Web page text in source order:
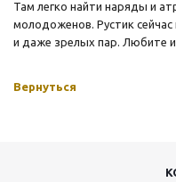
Там легко найти наряды и
молодоженов. Рустик
и даже зрелых пар. Любите
Вернуться